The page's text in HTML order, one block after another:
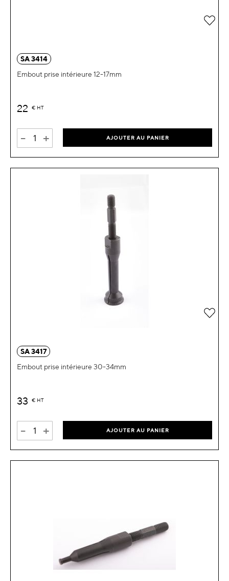
SA 3414
Embout prise intérieure 12-17mm
22 € HT
- + AJOUTER AU PANIER
SA 3417
Embout prise intérieure 30-34mm
33 € HT
- + AJOUTER AU PANIER